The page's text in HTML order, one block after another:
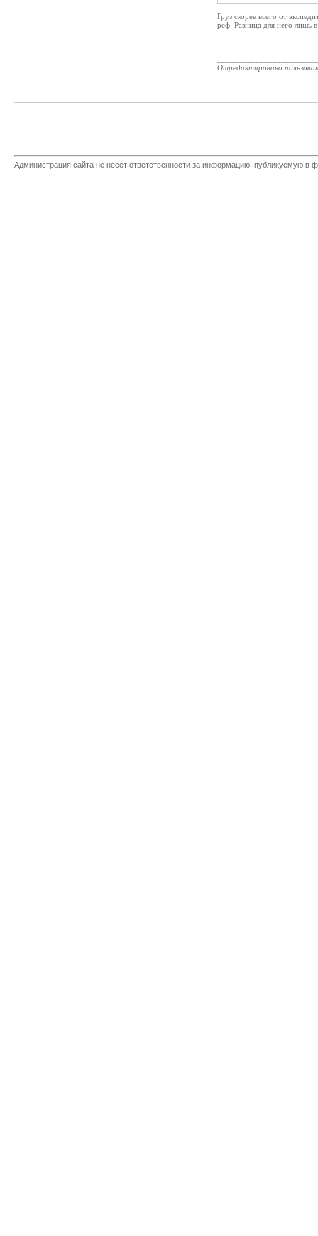
Груз скорее всего от
реф. Разница для него лишь
Отредактировано
Администрация сайта не несет ответственности за информацию, публикуемую